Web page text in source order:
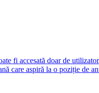
fi accesată doar de
care aspiră la o poziție de